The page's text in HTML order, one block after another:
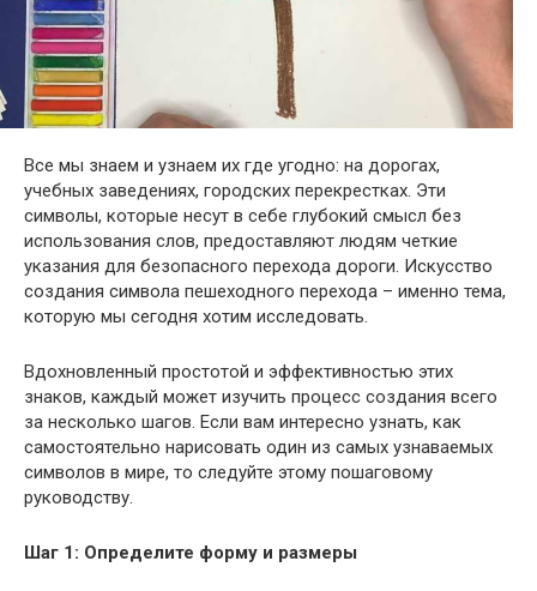
Все мы знаем и узнаем их где угодно: на дорогах,
учебных заведениях, городских перекрестках. Эти
символы, которые несут в себе глубокий смысл без
использования слов, предоставляют людям четкие
указания для безопасного перехода дороги. Искусство
создания символа пешеходного перехода – именно тема,
которую мы сегодня хотим исследовать.
Вдохновленный простотой и эффективностью этих
знаков, каждый может изучить процесс создания всего
за несколько шагов. Если вам интересно узнать, как
самостоятельно нарисовать один из самых узнаваемых
символов в мире, то следуйте этому пошаговому
руководству.
Шаг 1: Определите форму и размеры